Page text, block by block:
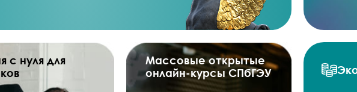
с нуля для
Массовые открытые
онлайн-курсы СПбГЭУ